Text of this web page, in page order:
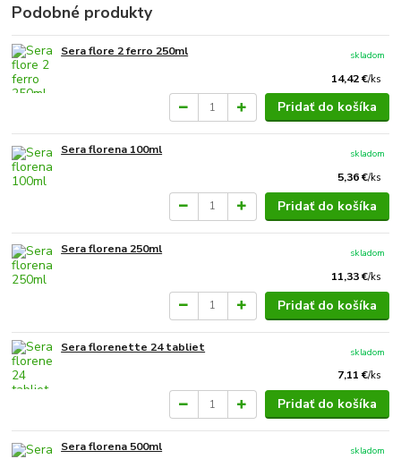
Podobné produkty
Sera flore 2 ferro 250ml
14,42 €/ks
skladom
Pridať do košíka
Sera florena 100ml
5,36 €/ks
skladom
Pridať do košíka
Sera florena 250ml
11,33 €/ks
skladom
Pridať do košíka
Sera florenette 24 tabliet
7,11 €/ks
skladom
Pridať do košíka
Sera florena 500ml
skladom